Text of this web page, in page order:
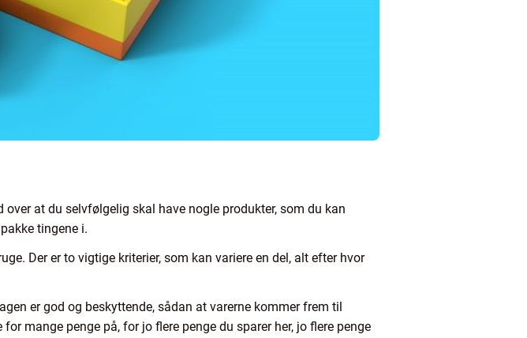
at du selvfølgelig skal have nogle produkter, som du kan
tingene i.
Der er to vigtige kriterier, som kan variere en del, alt efter hvor
er god og beskyttende, sådan at varerne kommer frem til
mange penge på, for jo flere penge du sparer her, jo flere penge